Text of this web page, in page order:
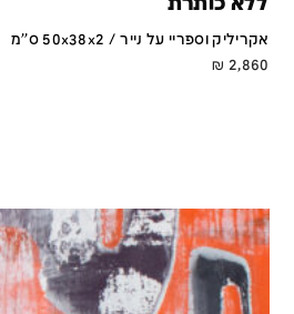
אקריליק וספריי על נייר / 50x38x2 ס''מ
2,860
₪